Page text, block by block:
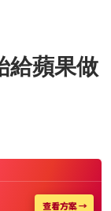
給蘋果做